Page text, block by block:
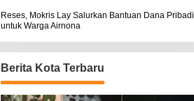
Reses, Mokris Lay Salurkan Bantuan Dana Pribadi
untuk Warga Airnona
Berita Kota Terbaru